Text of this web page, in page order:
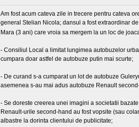
Am fost acum cateva zile in trecere pentru cateva
general Stelian Nicola; dansul a fost extraordinar
Mara (3 ani) care vroia sa mergem la un loc de
- Consiliul Local a limitat lungimea autobuzelor
cumpara doar astfel de autobuze putin mai scurte;
- De curand s-a cumparat un lot de autobuze
asemenea s-au mai adus autobuze Renault
- Se doreste creerea unei imagini a societatii
Renault-urile second-hand au fost vopsite (sau
albastre la dorinta clientului de publicitate;